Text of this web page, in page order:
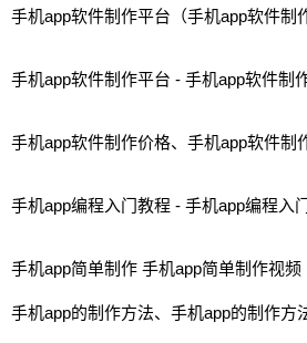
手机app软件制作平台（手机app软件制
手机app软件制作平台 - 手机app软件制
手机app软件制作价格、手机app软件制
手机app编程入门教程 - 手机app编程入
手机app简单制作 手机app简单制作视频
手机app的制作方法、手机app的制作方